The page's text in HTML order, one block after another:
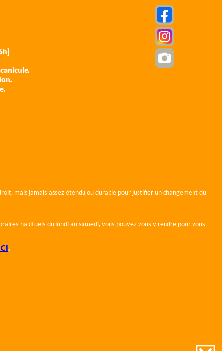
mais jamais assez étendu ou durable pour justifier un changement du
habituels du lundi au samedi, vous pouvez vous y rendre pour vous
.